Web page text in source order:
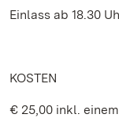
Einlass ab 18.30
KOSTEN
€ 25,00 inkl.